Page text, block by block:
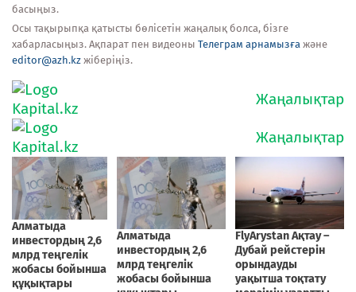
басыңыз.
Осы тақырыпқа қатысты бөлісетін жаңалық болса, бізге
хабарласыңыз. Ақпарат пен видеоны Телеграм арнамызға және
editor@azh.kz жіберіңіз.